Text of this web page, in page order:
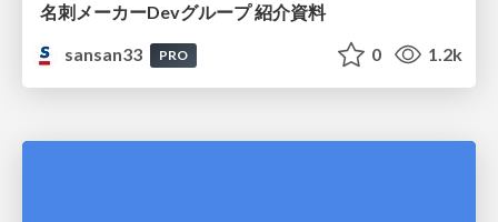
名刺メーカーDevグループ 紹介資料
sansan33
PRO 0 1.2k